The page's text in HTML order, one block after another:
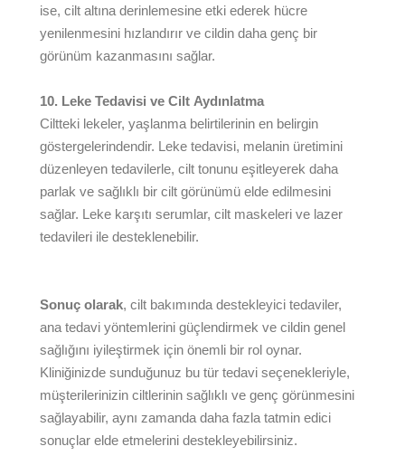
ise, cilt altına derinlemesine etki ederek hücre
yenilenmesini hızlandırır ve cildin daha genç bir
görünüm kazanmasını sağlar.
10. Leke Tedavisi ve Cilt Aydınlatma
Ciltteki lekeler, yaşlanma belirtilerinin en belirgin
göstergelerindendir. Leke tedavisi, melanin üretimini
düzenleyen tedavilerle, cilt tonunu eşitleyerek daha
parlak ve sağlıklı bir cilt görünümü elde edilmesini
sağlar. Leke karşıtı serumlar, cilt maskeleri ve lazer
tedavileri ile desteklenebilir.
Sonuç olarak, cilt bakımında destekleyici tedaviler,
ana tedavi yöntemlerini güçlendirmek ve cildin genel
sağlığını iyileştirmek için önemli bir rol oynar.
Kliniğinizde sunduğunuz bu tür tedavi seçenekleriyle,
müşterilerinizin ciltlerinin sağlıklı ve genç görünmesini
sağlayabilir, aynı zamanda daha fazla tatmin edici
sonuçlar elde etmelerini destekleyebilirsiniz.